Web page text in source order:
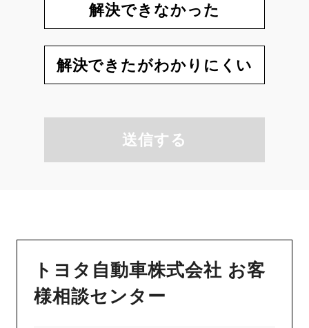
解決できなかった
解決できたがわかりにくい
送信する
トヨタ自動車株式会社 お客
様相談センター